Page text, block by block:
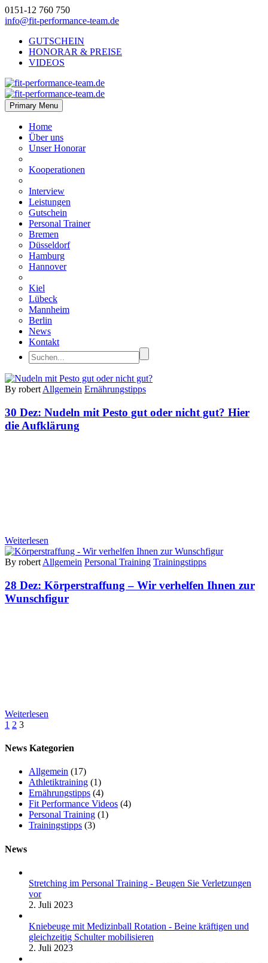
0151-12 760 750
info@fit-performance-team.de
GUTSCHEIN
HONORAR & PREISE
VIDEOS
Primary Menu
Home
Über uns
Unser Honorar
Kooperationen
Interview
Leistungen
Gutschein
Personal Trainer
Bremen
Düsseldorf
Hamburg
Hannover
Kiel
Lübeck
Mannheim
Berlin
News
Kontakt
By robert Allgemein Ernährungstipps
30 Dez: Nudeln mit Pesto gut oder nicht gut? Hier
die Aufklärung
Weiterlesen
By robertAllgemein Personal Training Trainingstipps
28 Dez: Körperstraffung – Wir verhelfen Ihnen zur
Wunschfigur
Weiterlesen
1 2 3
News Kategorien
Allgemein (17)
Athletiktraining (1)
Ernährungstipps (4)
Fit Performance Videos (4)
Personal Training (1)
Trainingstipps (3)
News
Stretching im Personal Training - Beugen Sie Verletzungen
vor
2. Juli 2023
Kniebeuge mit Medizinball Rotation - Beine kräftigen und
gleichzeitig Schulter mobilisieren
2. Juli 2023